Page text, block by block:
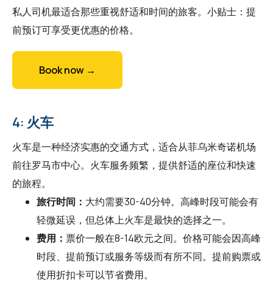
私人司机最适合那些重视舒适和时间的旅客。小贴士：提
前预订可享受更优惠的价格。
Book now →
4: 火车
火车是一种经济实惠的交通方式，适合从菲乌米奇诺机场
前往罗马市中心。火车服务频繁，提供舒适的座位和快速
的旅程。
旅行时间： 大约需要30-40分钟。高峰时段可能会有
轻微延误，但总体上火车是最快的选择之一。
费用： 票价一般在8-14欧元之间。价格可能会因高峰
时段、提前预订或服务等级而有所不同。提前购票或
使用折扣卡可以节省费用。